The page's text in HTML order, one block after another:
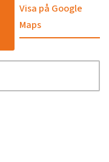
Visa på Google
Maps